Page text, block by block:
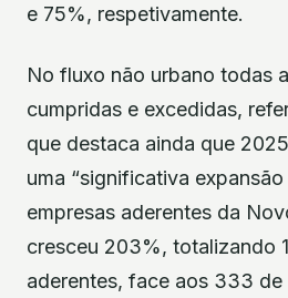
e 75%, respetivamente.
No fluxo não urbano todas
cumpridas e excedidas,
que destaca ainda que
uma “significativa
empresas aderentes da
cresceu 203%, totalizando
aderentes, face aos 333 de